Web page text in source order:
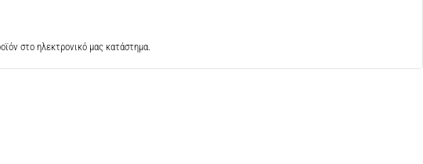
στο ηλεκτρονικό μας κατάστημα.